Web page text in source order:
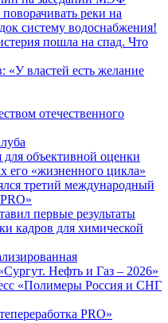
реки на
систему водоснабжения!
пошла на спад. Что
властей есть желание
отечественного
для объективной оценки
его «жизненного цикла»
третий международный
первые результаты
кадров для химической
Нефть и Газ – 2026»
«Полимеры Россия и СНГ
PRO»